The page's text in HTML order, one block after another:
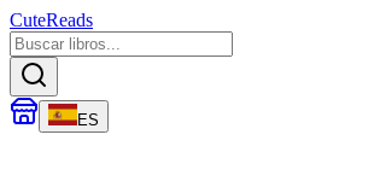
CuteReads
ES